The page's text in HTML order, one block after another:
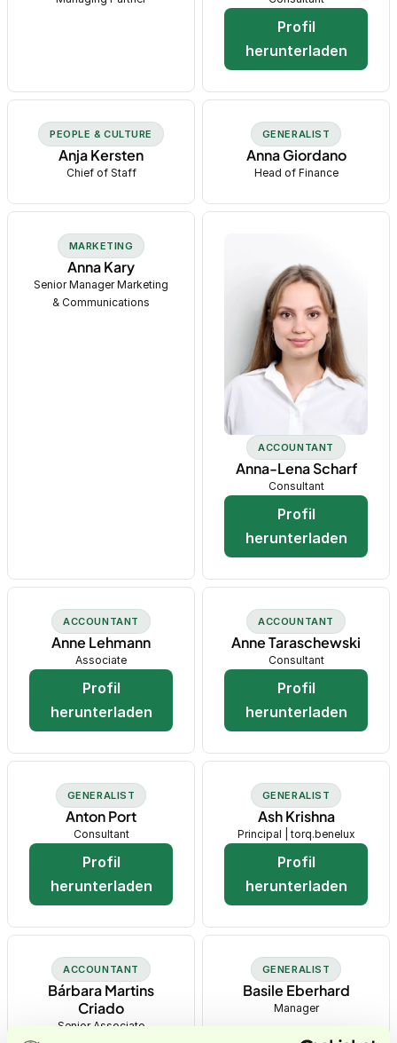
Profil
herunterladen
PEOPLE & CULTURE
Anja Kersten
Chief of Staff
GENERALIST
Anna Giordano
Head of Finance
MARKETING
Anna Kary
Senior Manager Marketing
& Communications
ACCOUNTANT
Anna-Lena Scharf
Consultant
Profil
herunterladen
ACCOUNTANT
Anne Lehmann
Associate
Profil
herunterladen
ACCOUNTANT
Anne Taraschewski
Consultant
Profil
herunterladen
GENERALIST
Anton Port
Consultant
Profil
herunterladen
GENERALIST
Ash Krishna
Principal | torq.benelux
Profil
herunterladen
ACCOUNTANT
Bárbara Martins
Criado
Senior Associate
GENERALIST
Basile Eberhard
Manager